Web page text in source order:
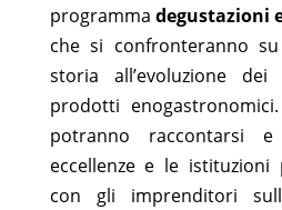
programma degustazioni
che si confronteranno
storia all’evoluzione
prodotti
potranno raccontarsi
eccellenze e le istituzioni
con gli imprenditori